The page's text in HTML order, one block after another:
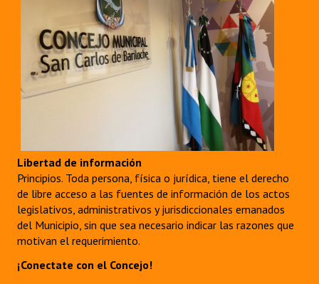
Libertad de información
Principios. Toda persona, física o jurídica, tiene el derecho
de libre acceso a las fuentes de información de los actos
legislativos, administrativos y jurisdiccionales emanados
del Municipio, sin que sea necesario indicar las razones que
motivan el requerimiento.
¡Conectate con el Concejo!